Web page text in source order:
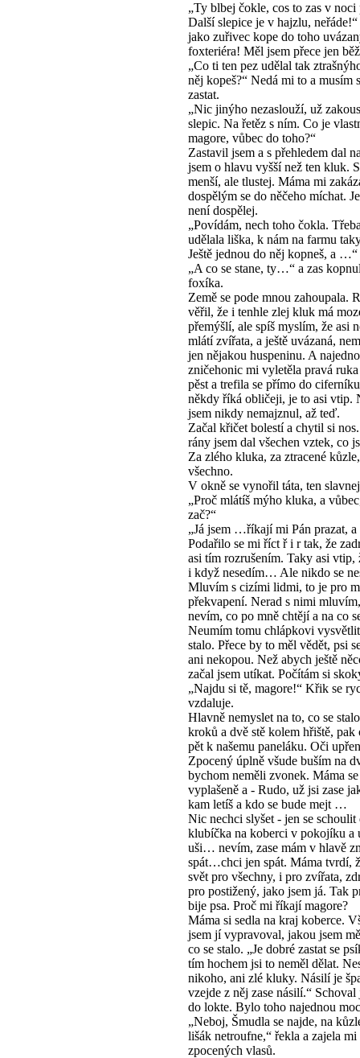
„Ty blbej čokle, cos to zas v noci
Další slepice je v hajzlu,
jako zuřivec kope do toho
foxteriéra! Měl jsem přece jen
„Co ti ten pez udělal tak
něj kopeš?“ Nedá mi to a musím
zastat.
„Nic jinýho nezaslouží, už
slepic. Na řetěz s ním. Co je
magore, vůbec do toho?“
Zastavil jsem a s přehledem dal
jsem o hlavu vyšší než ten kluk.
menší, ale tlustej. Máma mi
dospělým se do něčeho míchat.
není dospělej.
„Povídám, nech toho čokla.
udělala liška, k nám na farmu
Ještě jednou do něj kopneš, a …“
„A co se stane, ty…“ a zas
foxíka.
Země se pode mnou zahoupala.
věřil, že i tenhle zlej kluk má
přemýšlí, ale spíš myslím, že asi
mlátí zvířata, a ještě uvázaná,
jen nějakou huspeninu. A
zničehonic mi vyletěla pravá
pěst a trefila se přímo do
někdy říká obličeji, je to asi vtip.
jsem nikdy nemajznul, až teď.
Začal křičet bolestí a chytil si
rány jsem dal všechen vztek, co
Za zlého kluka, za ztracené
všechno.
V okně se vynořil táta, ten
„Proč mlátíš mýho kluka, a
zač?“
„Já jsem …říkají mi Pán prazat, a
Podařilo se mi říct ř i r tak, že
asi tím rozrušením. Taky asi vtip,
i když nesedím… Ale nikdo se
Mluvím s cizími lidmi, to je pro
překvapení. Nerad s nimi
nevím, co po mně chtějí a na co
Neumím tomu chlápkovi
stalo. Přece by to měl vědět, psi
ani nekopou. Než abych ještě
začal jsem utíkat. Počítám si
„Najdu si tě, magore!“ Křik se
vzdaluje.
Hlavně nemyslet na to, co se
kroků a dvě stě kolem hřiště, pak
pět k našemu paneláku. Oči
Zpocený úplně všude buším na
bychom neměli zvonek. Máma
vyplašeně a - Rudo, už jsi zase
kam letíš a kdo se bude mejt …
Nic nechci slyšet - jen se schoulit
klubíčka na koberci v pokojíku a
uši… nevím, zase mám v hlavě
spát…chci jen spát. Máma tvrdí,
svět pro všechny, i pro zvířata,
pro postižený, jako jsem já. Tak
bije psa. Proč mi říkají magore?
Máma si sedla na kraj koberce.
jsem jí vypravoval, jakou jsem
co se stalo. „Je dobré zastat se
tím hochem jsi to neměl dělat.
nikoho, ani zlé kluky. Násilí je
vzejde z něj zase násilí.“ Schoval
do lokte. Bylo toho najednou
„Neboj, Šmudla se najde, na
lišák netroufne,“ řekla a zajela
zpocených vlasů.